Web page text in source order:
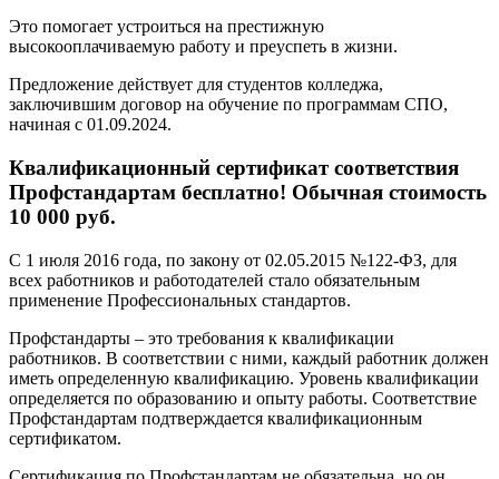
Это помогает устроиться на престижную
высокооплачиваемую работу и преуспеть в жизни.
Предложение действует для студентов колледжа,
заключившим договор на обучение по программам СПО,
начиная с 01.09.2024.
Квалификационный сертификат соответствия
Профстандартам бесплатно! Обычная стоимость
10 000 руб.
С 1 июля 2016 года, по закону от 02.05.2015 №122-ФЗ, для
всех работников и работодателей стало обязательным
применение Профессиональных стандартов.
Профстандарты – это требования к квалификации
работников. В соответствии с ними, каждый работник должен
иметь определенную квалификацию. Уровень квалификации
определяется по образованию и опыту работы. Соответствие
Профстандартам подтверждается квалификационным
сертификатом.